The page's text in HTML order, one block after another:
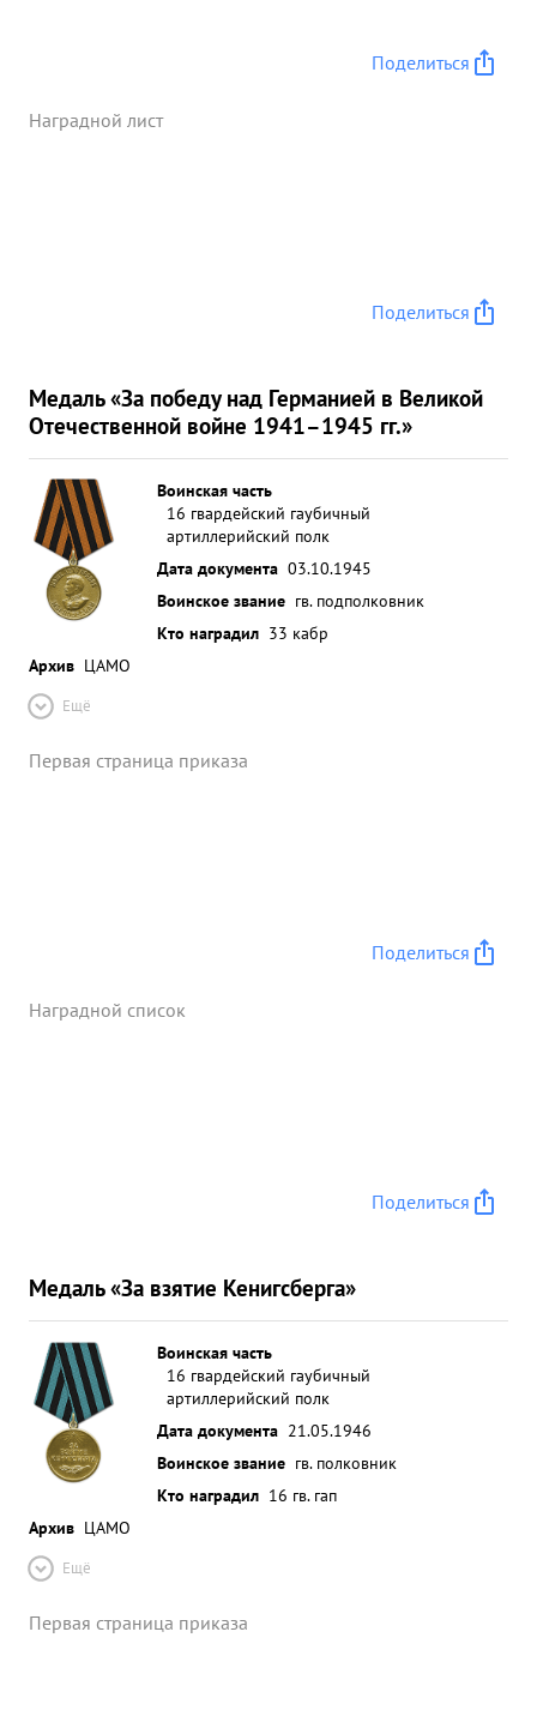
Поделиться
Наградной лист
Поделиться
Медаль «За победу над Германией в Великой
Отечественной войне 1941–1945 гг.»
Воинская часть
16 гвардейский гаубичный
артиллерийский полк
Дата документа 03.10.1945
Воинское звание гв. подполковник
Кто наградил 33 кабр
Архив ЦАМО
Ещё
Первая страница приказа
Поделиться
Наградной список
Поделиться
Медаль «За взятие Кенигсберга»
Воинская часть
16 гвардейский гаубичный
артиллерийский полк
Дата документа 21.05.1946
Воинское звание гв. полковник
Кто наградил 16 гв. гап
Архив ЦАМО
Ещё
Первая страница приказа